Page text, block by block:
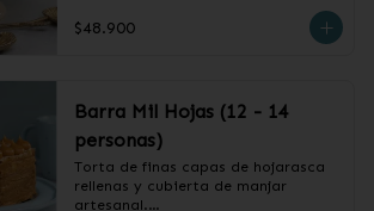
❄️ Producto Congelado
$48.900
Barra Mil Hojas (12 - 14
personas)
Torta de finas capas de hojarasca
rellenas y cubierta de manjar
artesanal.